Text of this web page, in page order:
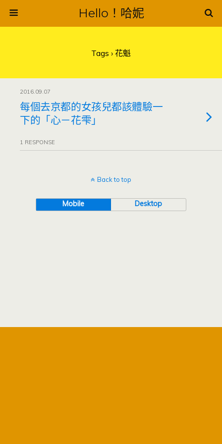
Hello！哈妮
Tags › 花魁
2016.09.07
每個去京都的女孩兒都該體驗一
下的「心－花雫」
1 RESPONSE
Back to top
Mobile Desktop